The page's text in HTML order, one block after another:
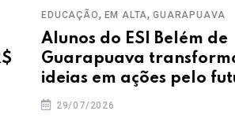
EDUCAÇÃO,EM ALTA,GUARAPUAVA
Alunos do ESI Belém de
Guarapuava transformam
ideias em ações pelo futuro
29/07/2026